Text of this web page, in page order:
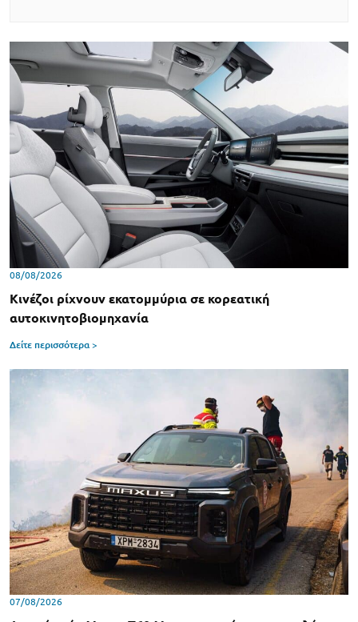
08/08/2026
Κινέζοι ρίχνουν εκατομμύρια σε κορεατική
αυτοκινητοβιομηχανία
Δείτε περισσότερα >
07/08/2026